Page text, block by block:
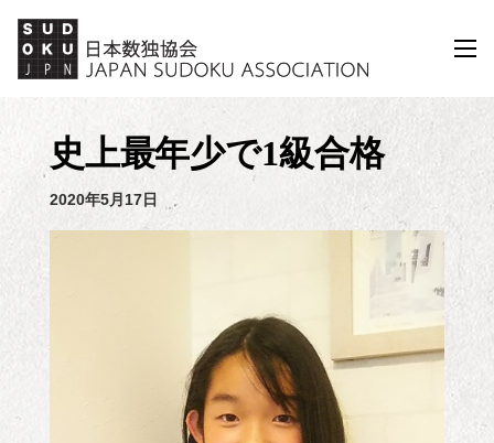
メ
史上最年少で1級合格
2020年5月17日